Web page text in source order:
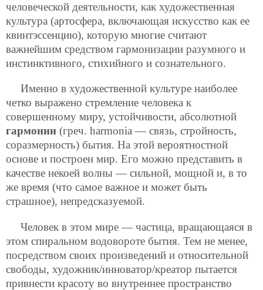
человеческой деятельности, как художественная
культура (артосфера, включающая искусство как ее
квинтэссенцию), которую многие считают
важнейшим средством гармонизации разумного и
инстинктивного, стихийного и сознательного.
Именно в художественной культуре наиболее
четко выражено стремление человека к
совершенному миру, устойчивости, абсолютной
гармонии (греч. harmonia — связь, стройность,
соразмерность) бытия. На этой вероятностной
основе и построен мир. Его можно представить в
качестве некоей волны — сильной, мощной и, в то
же время (что самое важное и может быть
страшное), непредсказуемой.
Человек в этом мире — частица, вращающаяся в
этом спиральном водовороте бытия. Тем не менее,
посредством своих произведений и относительной
свободы, художник/инноватор/креатор пытается
привнести красоту во внутреннее пространство